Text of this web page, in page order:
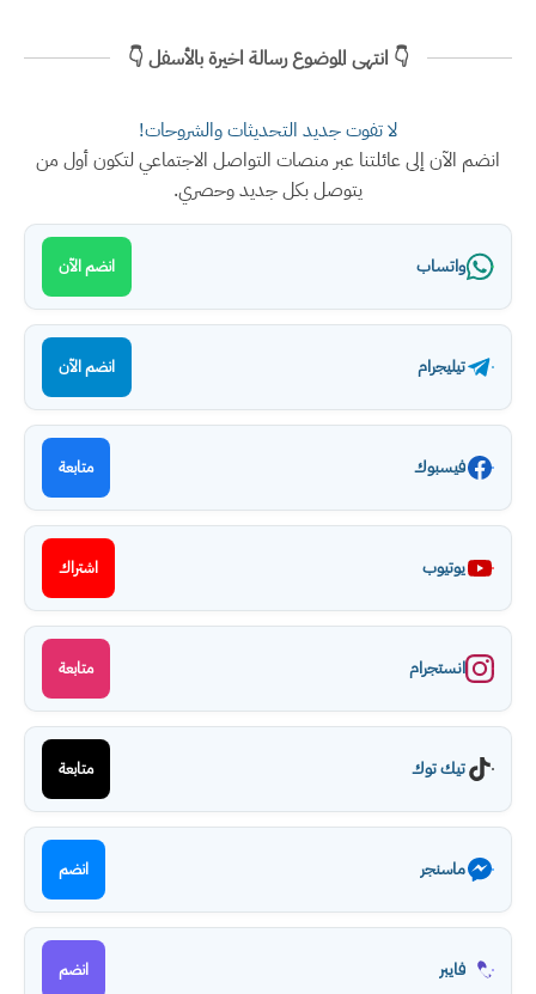
👇 انتهى الموضوع رسالة اخيرة بالأسفل 👇
لا تفوت جديد التحديثات والشروحات!
انضم الآن إلى عائلتنا عبر منصات التواصل الاجتماعي لتكون أول من
يتوصل بكل جديد وحصري.
واتساب انضم الآن
تيليجرام انضم الآن
فيسبوك متابعة
يوتيوب اشتراك
انستجرام متابعة
تيك توك متابعة
ماسنجر انضم
فايبر انضم